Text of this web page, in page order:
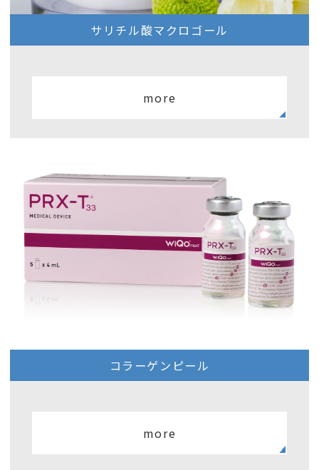
サリチル酸マクロゴール
more
コラーゲンピール
more